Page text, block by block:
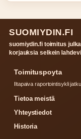
SUOMIYDIN.FI
suomiydin.fi toimitus
korjauksia selkein
Toimituspoyta
Iltapaiva raportointisykli
Tietoa meistä
Yhteystiedot
Historia